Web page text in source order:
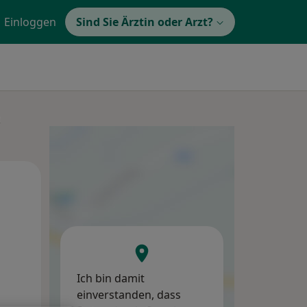
Einloggen Sind Sie Ärztin oder Arzt?
Ich bin damit
einverstanden, dass